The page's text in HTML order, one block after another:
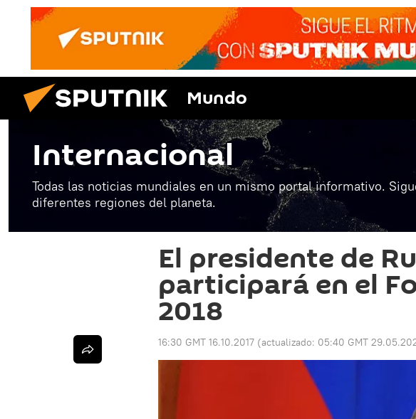
Mundo
Internacional
Todas las noticias mundiales en un mismo portal informativo.
diferentes regiones del planeta.
El presidente de
participará en el
2018
16:30 GMT 16.10.2017 (actualizado: 05:40 GMT